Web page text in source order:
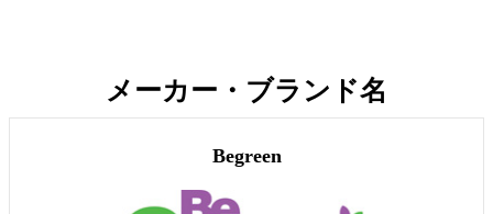
メーカー・ブランド名
Begreen